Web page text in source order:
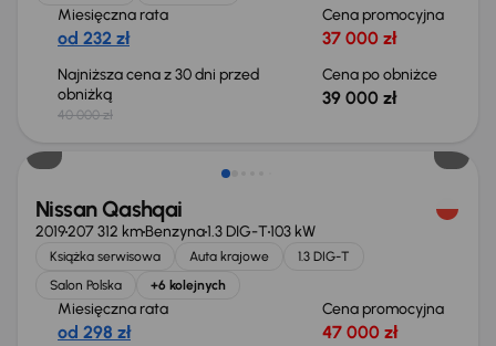
Miesięczna rata
od 232 zł
Cena promocyjna
37 000 zł
Najniższa cena z 30 dni przed
obniżką
40 000 zł
Cena po obniżce
39 000 zł
Świeżo skupione
Nissan Qashqai
2019207 312 kmBenzyna1.3 DIG-T103 kW
Książka serwisowa Auta krajowe
1.3 DIG-T
Salon Polska
+6 kolejnych
Miesięczna rata
od 298 zł
Cena promocyjna
47 000 zł